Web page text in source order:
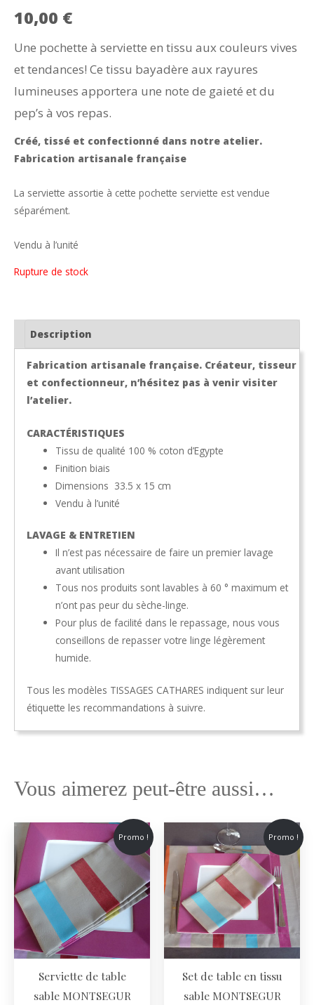
10,00 €
Une pochette à serviette en tissu aux couleurs vives
et tendances! Ce tissu bayadère aux rayures
lumineuses apportera une note de gaieté et du
pep’s à vos repas.
Créé, tissé et confectionné dans notre atelier.
Fabrication artisanale française
La serviette assortie à cette pochette serviette est vendue
séparément.
Vendu à l’unité
Rupture de stock
Description
Fabrication artisanale française. Créateur, tisseur
et confectionneur, n’hésitez pas à venir visiter
l’atelier.
CARACTÉRISTIQUES
Tissu de qualité 100 % coton d’Egypte
Finition biais
Dimensions 33.5 x 15 cm
Vendu à l’unité
LAVAGE & ENTRETIEN
Il n’est pas nécessaire de faire un premier lavage
avant utilisation
Tous nos produits sont lavables à 60 ° maximum et
n’ont pas peur du sèche-linge.
Pour plus de facilité dans le repassage, nous vous
conseillons de repasser votre linge légèrement
humide.
Tous les modèles TISSAGES CATHARES indiquent sur leur
étiquette les recommandations à suivre.
Vous aimerez peut-être aussi…
Promo !
Serviette de table
sable MONTSEGUR
Promo !
Set de table en tissu
sable MONTSEGUR